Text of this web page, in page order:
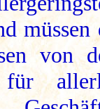
müssen
von
für